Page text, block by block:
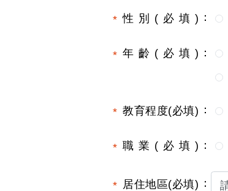
性別(必填)
年齡(必填)
教育程度(必填)
職業(必填)
居住地區(必填)